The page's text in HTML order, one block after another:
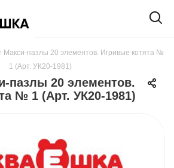
Макси-пазлы 20 элементов. Игривые котята №
1 (Арт. УК20-1981)
пазлы 20 элементов.
№ 1 (Арт. УК20-1981)